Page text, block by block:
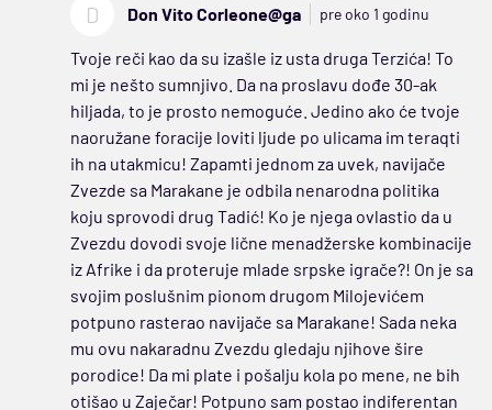
D Don Vito Corleone@ga pre oko 1 godinu
Tvoje reči kao da su izašle iz usta druga Terzića! To
mi je nešto sumnjivo. Da na proslavu dođe 30-ak
hiljada, to je prosto nemoguće. Jedino ako će tvoje
naoružane foracije loviti ljude po ulicama im teraqti
ih na utakmicu! Zapamti jednom za uvek, navijače
Zvezde sa Marakane je odbila nenarodna politika
koju sprovodi drug Tadić! Ko je njega ovlastio da u
Zvezdu dovodi svoje lične menadžerske kombinacije
iz Afrike i da proteruje mlade srpske igrače?! On je sa
svojim poslušnim pionom drugom Milojevićem
potpuno rasterao navijače sa Marakane! Sada neka
mu ovu nakaradnu Zvezdu gledaju njihove šire
porodice! Da mi plate i pošalju kola po mene, ne bih
otišao u Zaječar! Potpuno sam postao indiferentan